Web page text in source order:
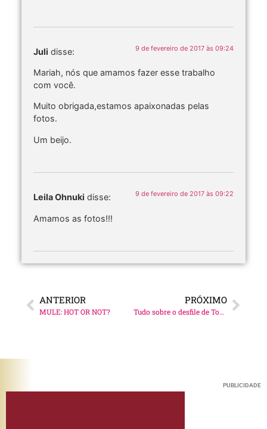
Juli disse: 9 de fevereiro de 2017 às 09:24
Mariah, nós que amamos fazer esse trabalho
com você.
Muito obrigada,estamos apaixonadas pelas
fotos.
Um beijo.
Leila Ohnuki disse: 9 de fevereiro de 2017 às 09:22
Amamos as fotos!!!
ANTERIOR
MULE: HOT OR NOT?
PRÓXIMO
Tudo sobre o desfile de Tommy x Gigi!
PUBLICIDADE